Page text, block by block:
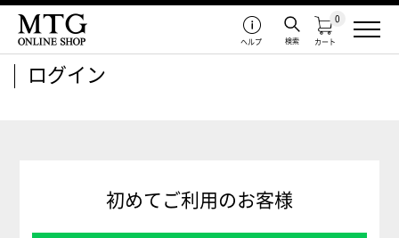
カート
0
検索
ヘルプ
ログイン
初めてご利用のお客様